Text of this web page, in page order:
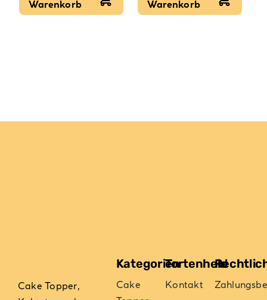
Preis
Preis
Warenkorb
Warenkorb
Cake Topper,
Kategorien
Cake
Tortenheld
Kontakt